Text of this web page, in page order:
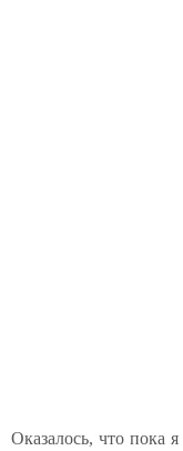
Оказалось, что пока